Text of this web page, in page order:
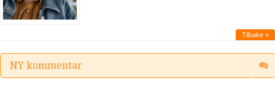
Tilbake »
NY kommentar